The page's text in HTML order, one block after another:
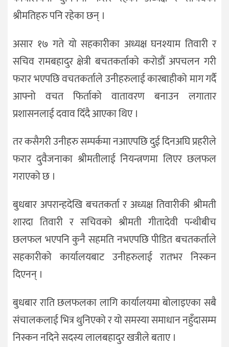
श्रीमतिहरु पनि रहेका छन् ।
असार १७ गते यो सहकारीका अध्यक्ष घनश्याम तिवारी र
सचिव रामबहादुर क्षेत्री बचतकर्ताको करोडौं अपचलन गरी
फरार भएपछि वचतकर्ताले उनीहरुलाई कारबाहीको माग गर्दै
आफ्नो वचत फिर्ताको वातावरण बनाउन लगातार
प्रशासनलाई दवाव दिँदै आएका थिए ।
तर कसैगरी उनीहरु सम्पर्कमा नआएपछि दुई दिनअघि प्रहरीले
फरार दुवैजनाका श्रीमतीलाई नियन्त्रणमा लिएर छलफल
गराएको छ ।
बुधबार अपरान्हदेखि बचतकर्ता र अध्यक्ष तिवारीकी श्रीमती
शारदा तिवारी र सचिवको श्रीमती गीतादेवी पन्थीबीच
छलफल भएपनि कुनै सहमति नभएपछि पीडित बचतकर्ताले
सहकारीको कार्यालयबाट उनीहरुलाई रातभर निस्कन
दिएनन् ।
बुधबार राति छलफलका लागि कार्यालयमा बोलाइएका सबै
संचालकलाई भित्र थुनिएको र यो समस्या समाधान नहुँदासम्म
निस्कन नदिने सदस्य लालबहादुर खत्रीले बताए ।